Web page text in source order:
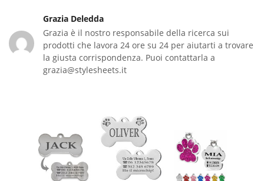
Grazia Deledda
Grazia è il nostro responsabile della ricerca sui
prodotti che lavora 24 ore su 24 per aiutarti a trovare
la giusta corrispondenza. Puoi contattarla a
grazia@stylesheets.it